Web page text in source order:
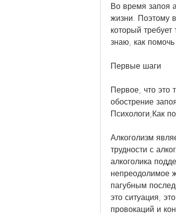
Во время запоя
жизни. Поэтому
который
знаю, как помочь
Первые шаги
Первое, что это
обострение
Психологи,Как
Алкоголизм
трудности с
алкоголика
непреодолимое
пагубным
это ситуация,
провокаций и